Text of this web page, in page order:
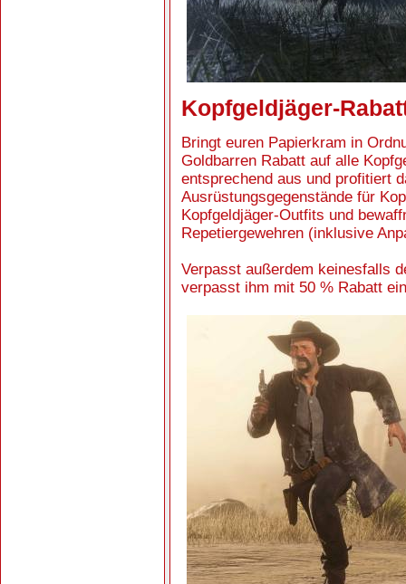
Kopfgeldjäger-
Bringt euren Papierkram in
Goldbarren Rabatt auf alle
entsprechend aus und profitiert
Ausrüstungsgegenstände für
Kopfgeldjäger-Outfits und
Repetiergewehren (inklusive
Verpasst außerdem keinesfalls
verpasst ihm mit 50 % Rabatt